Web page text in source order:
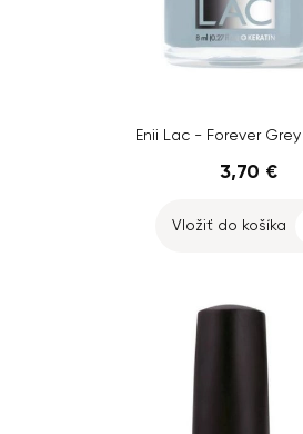
Enii Lac - Forever Grey
3,70 €
Vložiť do košíka